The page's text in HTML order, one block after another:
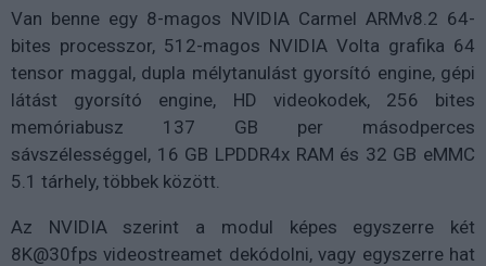
Van benne egy 8-magos NVIDIA Carmel ARMv8.2 64-
bites processzor, 512-magos NVIDIA Volta grafika 64
tensor maggal, dupla mélytanulást gyorsító engine, gépi
látást gyorsító engine, HD videokodek, 256 bites
memóriabusz 137 GB per másodperces
sávszélességgel, 16 GB LPDDR4x RAM és 32 GB eMMC
5.1 tárhely, többek között.
Az NVIDIA szerint a modul képes egyszerre két
8K@30fps videostreamet dekódolni, vagy egyszerre hat